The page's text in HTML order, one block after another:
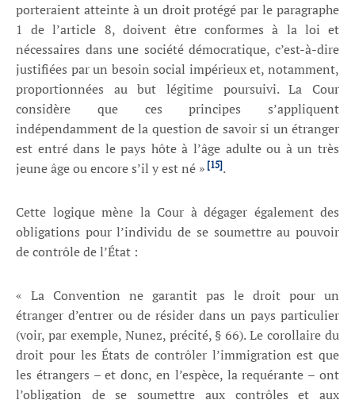
porteraient atteinte à un droit protégé par le paragraphe
1 de l’article 8, doivent être conformes à la loi et
nécessaires dans une société démocratique, c’est-à-dire
justifiées par un besoin social impérieux et, notamment,
proportionnées au but légitime poursuivi. La Cour
considère que ces principes s’appliquent
indépendamment de la question de savoir si un étranger
est entré dans le pays hôte à l’âge adulte ou à un très
jeune âge ou encore s’il y est né » [15].
Cette logique mène la Cour à dégager également des
obligations pour l’individu de se soumettre au pouvoir
de contrôle de l’État :
« La Convention ne garantit pas le droit pour un
étranger d’entrer ou de résider dans un pays particulier
(voir, par exemple, Nunez, précité, § 66). Le corollaire du
droit pour les États de contrôler l’immigration est que
les étrangers – et donc, en l’espèce, la requérante – ont
l’obligation de se soumettre aux contrôles et aux